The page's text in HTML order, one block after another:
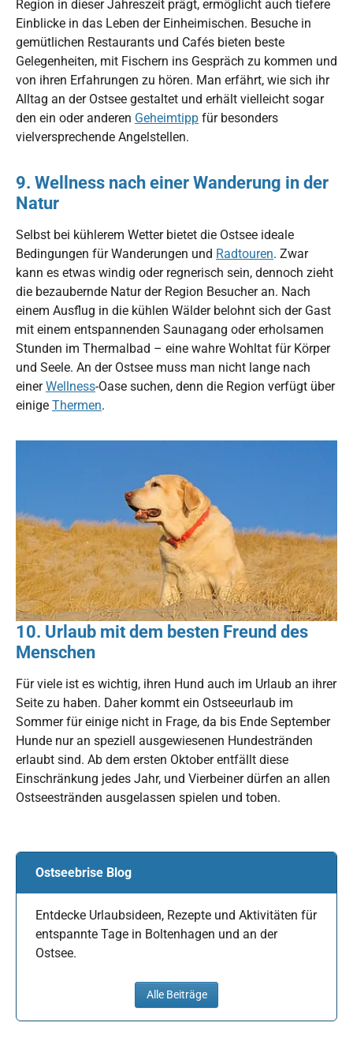
Region in dieser Jahreszeit prägt, ermöglicht auch tiefere
Einblicke in das Leben der Einheimischen. Besuche in
gemütlichen Restaurants und Cafés bieten beste
Gelegenheiten, mit Fischern ins Gespräch zu kommen und
von ihren Erfahrungen zu hören. Man erfährt, wie sich ihr
Alltag an der Ostsee gestaltet und erhält vielleicht sogar
den ein oder anderen Geheimtipp für besonders
vielversprechende Angelstellen.
9. Wellness nach einer Wanderung in der
Natur
Selbst bei kühlerem Wetter bietet die Ostsee ideale
Bedingungen für Wanderungen und Radtouren. Zwar
kann es etwas windig oder regnerisch sein, dennoch zieht
die bezaubernde Natur der Region Besucher an. Nach
einem Ausflug in die kühlen Wälder belohnt sich der Gast
mit einem entspannenden Saunagang oder erholsamen
Stunden im Thermalbad – eine wahre Wohltat für Körper
und Seele. An der Ostsee muss man nicht lange nach
einerWellness-Oase suchen, denn die Region verfügt über
einige Thermen.
10. Urlaub mit dem besten Freund des
Menschen
Für viele ist es wichtig, ihren Hund auch im Urlaub an ihrer
Seite zu haben. Daher kommt ein Ostseeurlaub im
Sommer für einige nicht in Frage, da bis Ende September
Hunde nur an speziell ausgewiesenen Hundestränden
erlaubt sind. Ab dem ersten Oktober entfällt diese
Einschränkung jedes Jahr, und Vierbeiner dürfen an allen
Ostseestränden ausgelassen spielen und toben.
Ostseebrise Blog
Entdecke Urlaubsideen, Rezepte und Aktivitäten für
entspannte Tage in Boltenhagen und an der
Ostsee.
Alle Beiträge